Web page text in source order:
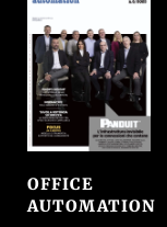
OFFICE
AUTOMATION